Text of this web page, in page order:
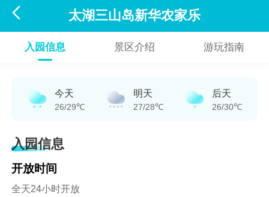
 太湖三山岛新华农家乐
入园信息 景区介绍 游玩指南
今天
26/29℃
明天
27/28℃
后天
26/30℃
入园信息
开放时间
全天24小时开放